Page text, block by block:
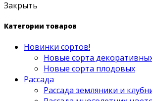
Закрыть
Категории товаров
Новинки сортов!
Новые сорта
Новые сорта плодовых
Рассада
Рассада земляники и